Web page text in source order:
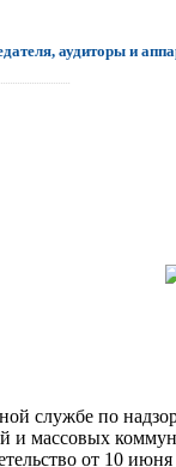
аудиторы и
службе по
массовых
от 10